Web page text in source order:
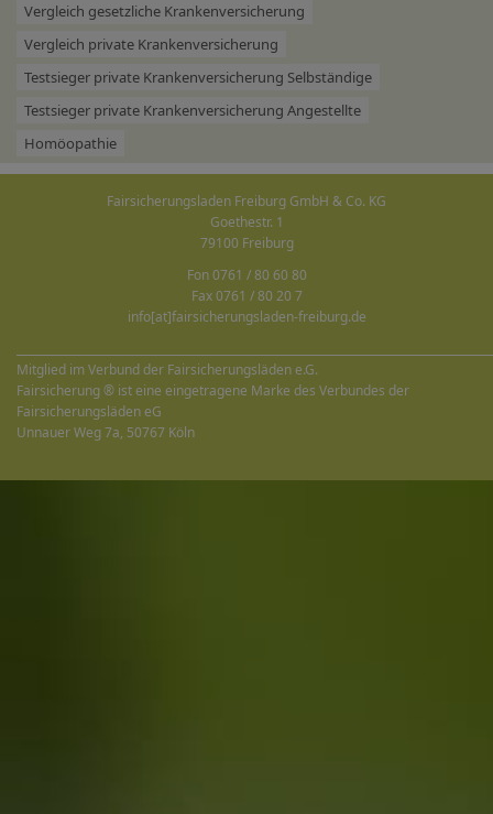
Vergleich gesetzliche Krankenversicherung
Vergleich private Krankenversicherung
Testsieger private Krankenversicherung Selbständige
Testsieger private Krankenversicherung Angestellte
Homöopathie
Fairsicherungsladen Freiburg GmbH & Co. KG
Goethestr. 1
79100 Freiburg
Fon 0761 / 80 60 80
Fax 0761 / 80 20 7
info[at]fairsicherungsladen-freiburg.de
Mitglied im Verbund der Fairsicherungsläden e.G.
Fairsicherung ® ist eine eingetragene Marke des Verbundes der
Fairsicherungsläden eG
Unnauer Weg 7a, 50767 Köln